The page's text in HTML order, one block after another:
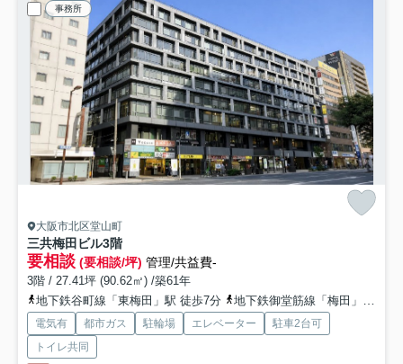
事務所
大阪市北区堂山町
三共梅田ビル3階
要相談 (要相談/坪) 管理/共益費-
3階 / 27.41坪 (90.62㎡) /築61年
地下鉄谷町線「東梅田」駅 徒歩7分
地下鉄御堂筋線「梅田」駅 徒歩9分
電気有 都市ガス 駐輪場 エレベーター
駐車2台可
トイレ共同